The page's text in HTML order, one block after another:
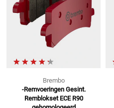
Brembo
-Remvoeringen Gesint.
Remblokset ECE R90